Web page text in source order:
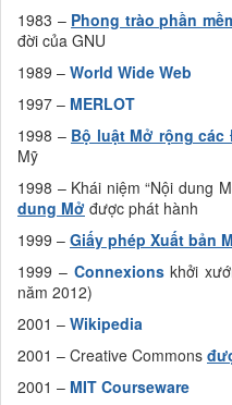
1983 – Phong trào phần
đời của GNU
1989 – World Wide Web
1997 – MERLOT
1998 – Bộ luật Mở rộng các
Mỹ
1998 – Khái niệm “Nội dung
dung Mở được phát hành
1999 – Giấy phép Xuất bản
1999 – Connexionskhởi
năm 2012)
2001 – Wikipedia
2001 – Creative Commons
2001 – MIT Courseware